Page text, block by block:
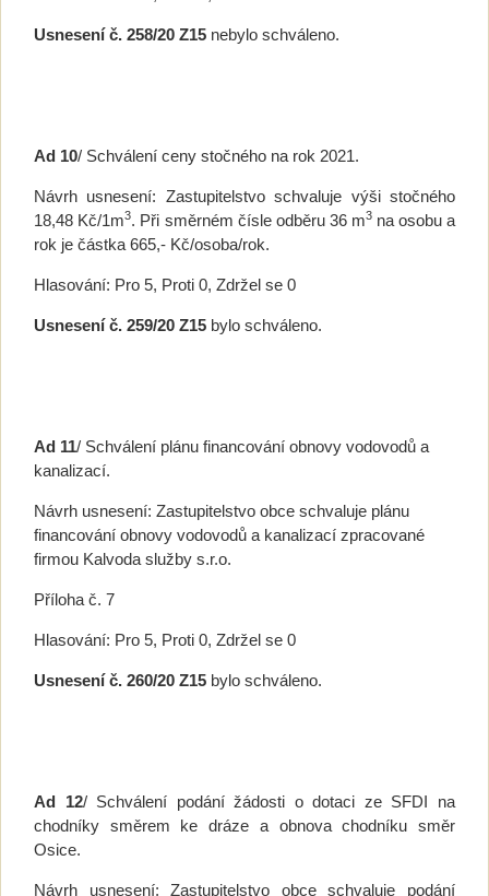
Usnesení č. 258/20 Z15 nebylo schváleno.
Ad 10/ Schválení ceny stočného na rok 2021.
Návrh usnesení: Zastupitelstvo schvaluje výši stočného
18,48 Kč/1m3. Při směrném čísle odběru 36 m3 na osobu a
rok je částka 665,- Kč/osoba/rok.
Hlasování: Pro 5, Proti 0, Zdržel se 0
Usnesení č. 259/20 Z15 bylo schváleno.
Ad 11/ Schválení plánu financování obnovy vodovodů a
kanalizací.
Návrh usnesení: Zastupitelstvo obce schvaluje plánu
financování obnovy vodovodů a kanalizací zpracované
firmou Kalvoda služby s.r.o.
Příloha č. 7
Hlasování: Pro 5, Proti 0, Zdržel se 0
Usnesení č. 260/20 Z15 bylo schváleno.
Ad 12/ Schválení podání žádosti o dotaci ze SFDI na
chodníky směrem ke dráze a obnova chodníku směr
Osice.
Návrh usnesení: Zastupitelstvo obce schvaluje podání